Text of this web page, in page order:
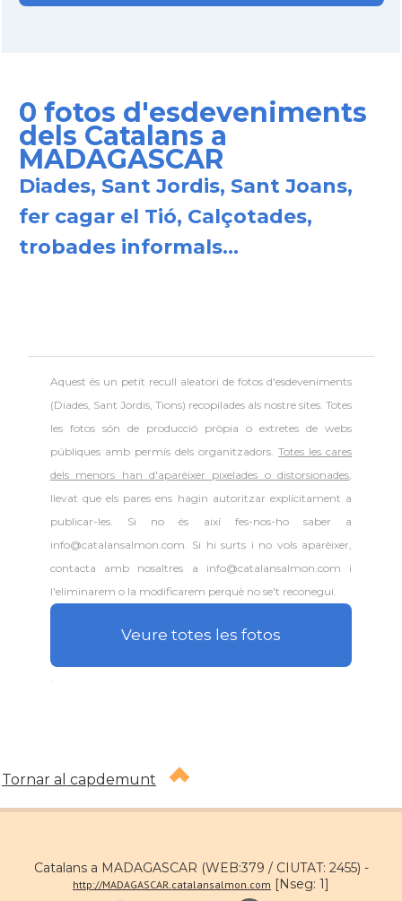
0 fotos d'esdeveniments
dels Catalans a
MADAGASCAR
Diades, Sant Jordis, Sant Joans,
fer cagar el Tió, Calçotades,
trobades informals...
Aquest és un petit recull aleatori defotos d'esdeveniments
(Diades, Sant Jordis, Tions) recopilades als nostre sites. Totes
les fotos són de producció pròpia o extretes de webs
públiques amb permís dels organitzadors.Totes les cares
dels menors han d'aparèixer pixelades o distorsionades,
llevat que els pares ens hagin autoritzar explícitament a
publicar-les. Si no és així fes-nos-ho saber a
info@catalansalmon.com. Si hi surts i no vols aparèixer,
contacta amb nosaltres a info@catalansalmon.com i
l'eliminarem o la modificarem perquè no se't reconegui.
Veure totes les fotos
Tornar al capdemunt
Catalans a MADAGASCAR (WEB:379 / CIUTAT: 2455) -
http://MADAGASCAR.catalansalmon.com [Nseg: 1]